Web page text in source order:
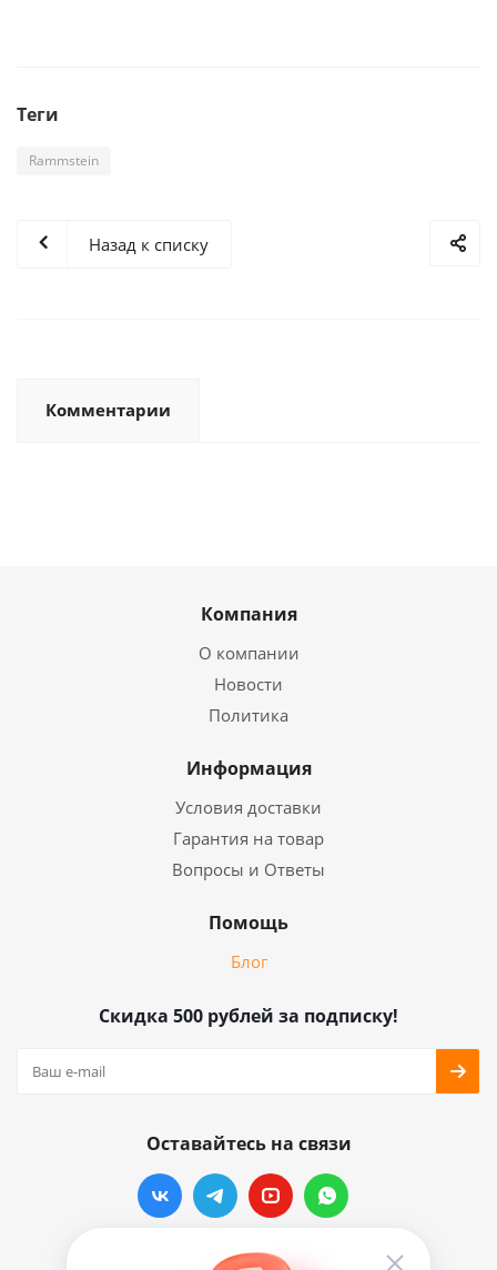
Теги
Rammstein
Назад к списку
Комментарии
Компания
О компании
Новости
Политика
Информация
Условия доставки
Гарантия на товар
Вопросы и Ответы
Помощь
Блог
Скидка 500 рублей за подписку!
Оставайтесь на связи
Наши контакты